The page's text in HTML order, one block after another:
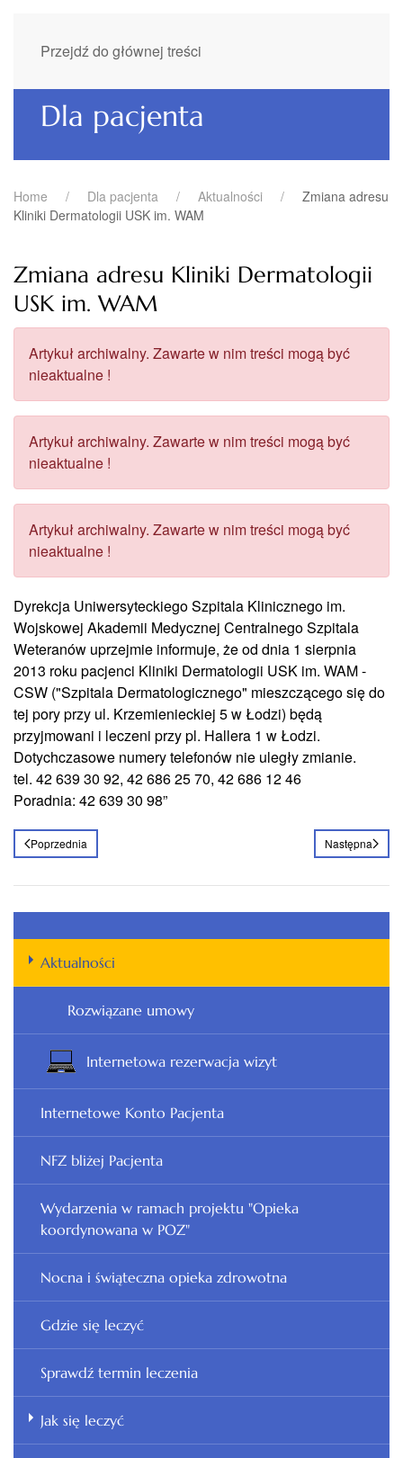
Przejdź do głównej treści
Dla pacjenta
Home Dla pacjenta Aktualności
Zmiana adresu
Kliniki Dermatologii USK im. WAM
Zmiana adresu Kliniki Dermatologii
USK im. WAM
Artykuł archiwalny. Zawarte w nim treści mogą być
nieaktualne !
Artykuł archiwalny. Zawarte w nim treści mogą być
nieaktualne !
Artykuł archiwalny. Zawarte w nim treści mogą być
nieaktualne !
Dyrekcja Uniwersyteckiego Szpitala Klinicznego im.
Wojskowej Akademii Medycznej Centralnego Szpitala
Weteranów uprzejmie informuje, że od dnia 1 sierpnia
2013 roku pacjenci Kliniki Dermatologii USK im. WAM -
CSW ("Szpitala Dermatologicznego" mieszczącego się do
tej pory przy ul. Krzemienieckiej 5 w Łodzi) będą
przyjmowani i leczeni przy pl. Hallera 1 w Łodzi.
Dotychczasowe numery telefonów nie uległy zmianie.
tel. 42 639 30 92, 42 686 25 70, 42 686 12 46
Poradnia: 42 639 30 98”
Poprzednia Następna
Aktualności
Rozwiązane umowy
Internetowa rezerwacja wizyt
Internetowe Konto Pacjenta
NFZ bliżej Pacjenta
Wydarzenia w ramach projektu "Opieka
koordynowana w POZ"
Nocna i świąteczna opieka zdrowotna
Gdzie się leczyć
Sprawdź termin leczenia
Jak się leczyć